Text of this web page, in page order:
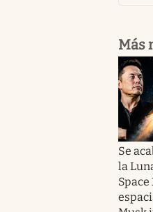
Más
Se
la
Space